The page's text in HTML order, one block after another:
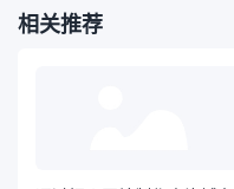
相关推荐